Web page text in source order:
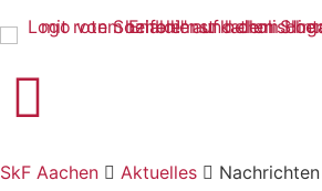
SkF Aachen
Aktuelles Nachrichten